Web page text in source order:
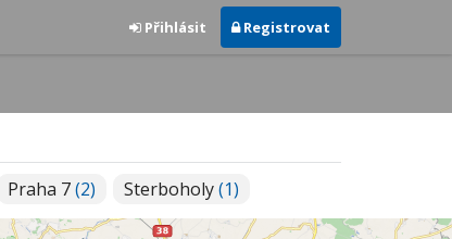
Přihlásit Registrovat
Praha 7(2) Sterboholy(1)